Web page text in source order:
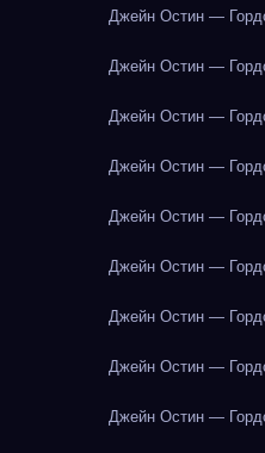
Джейн Остин —
Джейн Остин —
Джейн Остин —
Джейн Остин —
Джейн Остин —
Джейн Остин —
Джейн Остин —
Джейн Остин —
Джейн Остин —